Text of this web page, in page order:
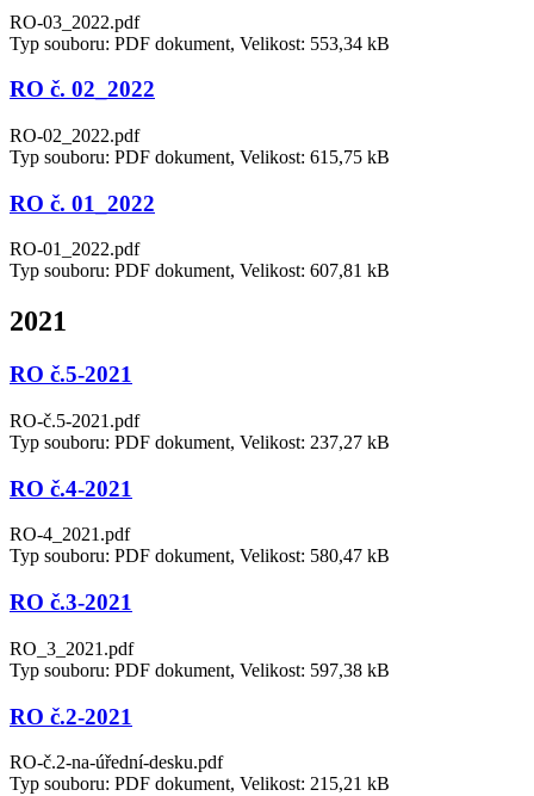
RO-03_2022.pdf
Typ souboru: PDF dokument, Velikost: 553,34 kB
RO č. 02_2022
RO-02_2022.pdf
Typ souboru: PDF dokument, Velikost: 615,75 kB
RO č. 01_2022
RO-01_2022.pdf
Typ souboru: PDF dokument, Velikost: 607,81 kB
2021
RO č.5-2021
RO-č.5-2021.pdf
Typ souboru: PDF dokument, Velikost: 237,27 kB
RO č.4-2021
RO-4_2021.pdf
Typ souboru: PDF dokument, Velikost: 580,47 kB
RO č.3-2021
RO_3_2021.pdf
Typ souboru: PDF dokument, Velikost: 597,38 kB
RO č.2-2021
RO-č.2-na-úřední-desku.pdf
Typ souboru: PDF dokument, Velikost: 215,21 kB